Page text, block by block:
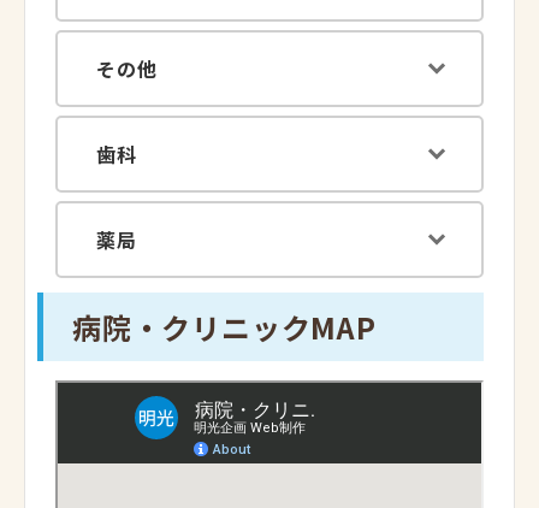
その他
歯科
薬局
病院・クリニックMAP